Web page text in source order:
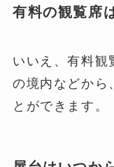
有料の観覧席
いいえ、有料観
の境内などから
とができます。